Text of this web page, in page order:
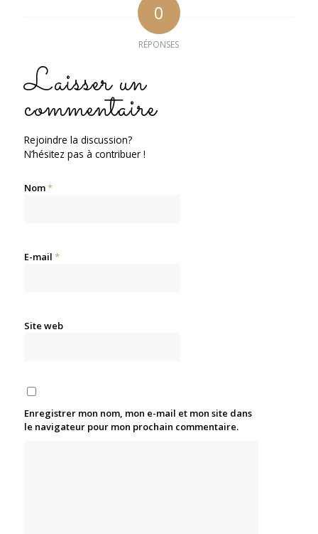
0
RÉPONSES
Laisser un
commentaire
Rejoindre la discussion?
N’hésitez pas à contribuer !
Nom*
E-mail *
Site web
Enregistrer mon nom, mon e-mail et mon site dans
le navigateur pour mon prochain commentaire.